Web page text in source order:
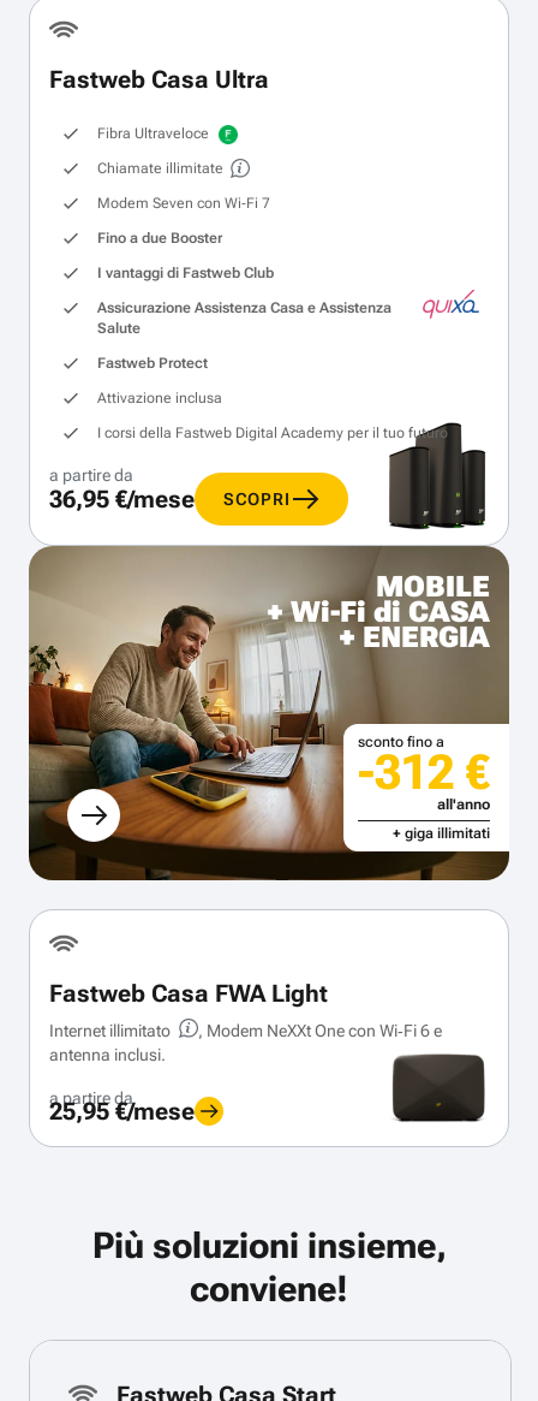
Fastweb Casa Ultra
Fibra Ultraveloce
Chiamate illimitate
Modem Seven con Wi‑Fi 7
Fino a due Booster
I vantaggi di Fastweb Club
Assicurazione Assistenza Casa e Assistenza
Salute
Fastweb Protect
Attivazione inclusa
I corsi della Fastweb Digital Academy per il tuo futuro
a partire da
36,95 €/mese SCOPRI
MOBILE
+ Wi-Fi di CASA
+ ENERGIA
sconto fino a
-312 €
all'anno
+ giga illimitati
Fastweb Casa FWA Light
Internet illimitato
, Modem NeXXt One con Wi‑Fi 6 e
antenna inclusi.
a partire da
25,95 €/mese
Più soluzioni insieme,
conviene!
Fastweb Casa Start